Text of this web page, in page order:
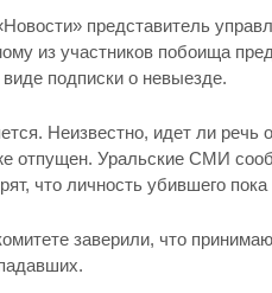
представитель
из участников побоища
подписки о невыезде.
Неизвестно, идет ли речь
отпущен. Уральские СМИ
что личность убившего
заверили, что